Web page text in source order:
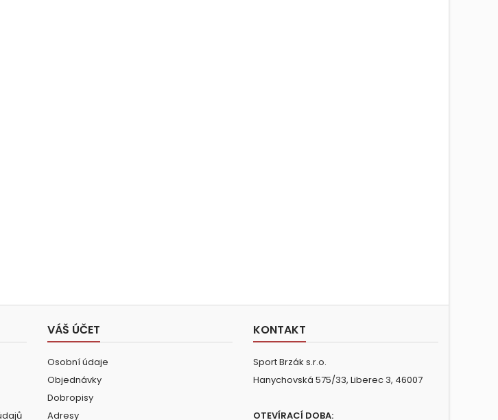
VÁŠ ÚČET
Osobní údaje
Objednávky
Dobropisy
Adresy
KONTAKT
Sport Brzák s.r.o.
Hanychovská 575/33, Liberec 3, 46007
OTEVÍRACÍ DOBA: